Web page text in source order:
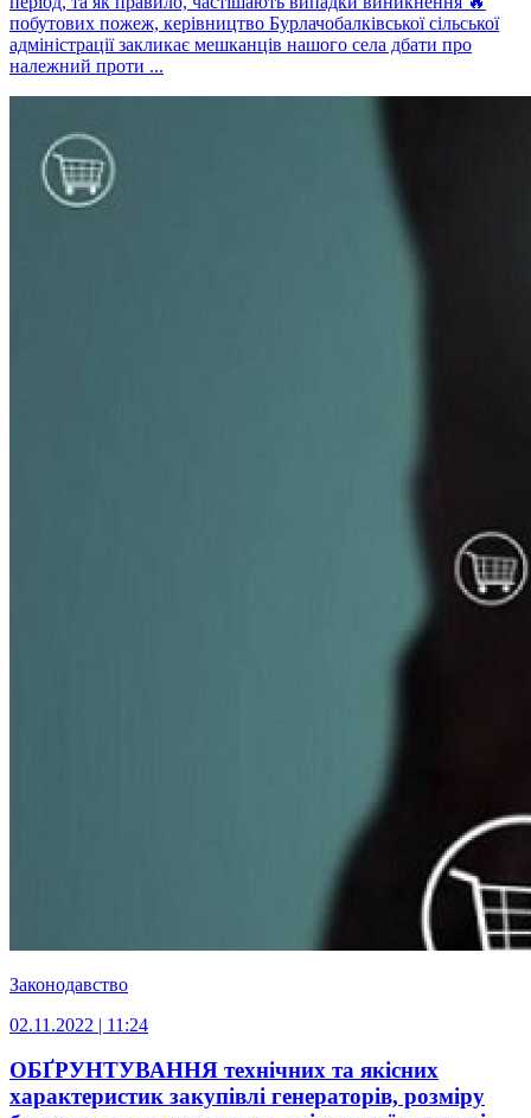
побутових пожеж, керівництво Бурлачобалківської сільської
адміністрації закликає мешканців нашого села дбати про
належний проти ...
Законодавство
02.11.2022 | 11:24
ОБҐРУНТУВАННЯ технічних та якісних
характеристик закупівлі генераторів, розміру